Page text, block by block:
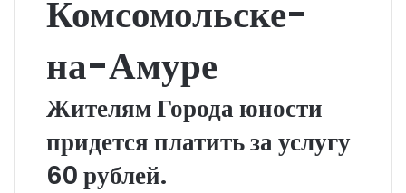
Комсомольске-
на-Амуре
Жителям Города юности
придется платить за услугу
60 рублей.